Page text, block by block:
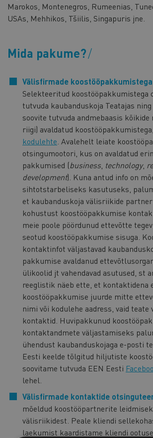
Marokos, Montenegros, Rumeenias,
USAs, Mehhikos, Tšiilis, Singapuris jne.
Mida pakume?
Välisfirmade
Selekteeritud koostööpakkumistega
tutvuda kaubanduskoja Teatajas
soovite tutvuda andmebaasis
riigi) avaldatud
kodulehte . Avalehelt leiate
otsingumootori, kus on avaldatud
pakkumised (business technology,
development). Kuna antud info on
sihtotstarbeliseks kasutuseks,
et kaubanduskoja välisriikide
kohustust koostööpakkumise
meie poole pöördunud ettevõtte
seotud koostööpakkumise sisuga.
kontaktinfot väljastavad
pakkumise avaldanud
ülikoolid jt vahendavad asutused, st
reeglistik näeb ette, et kontaktidena
koostööpakkumise juurde mitte
nimi või kodulehe aadress, vaid teate
kontaktid. Huvipakkunud
kontaktandmete väljastamiseks
ühendust kaubanduskojaga e-posti
Eesti keelde tõlgitud hiljutiste
soovitame tutvuda EEN Eesti
lehel.
Välisfirmade kontaktide
mõeldud koostööpartnerite
välisriikidest. Peale kliendi
laekumist kaardistame kliendi